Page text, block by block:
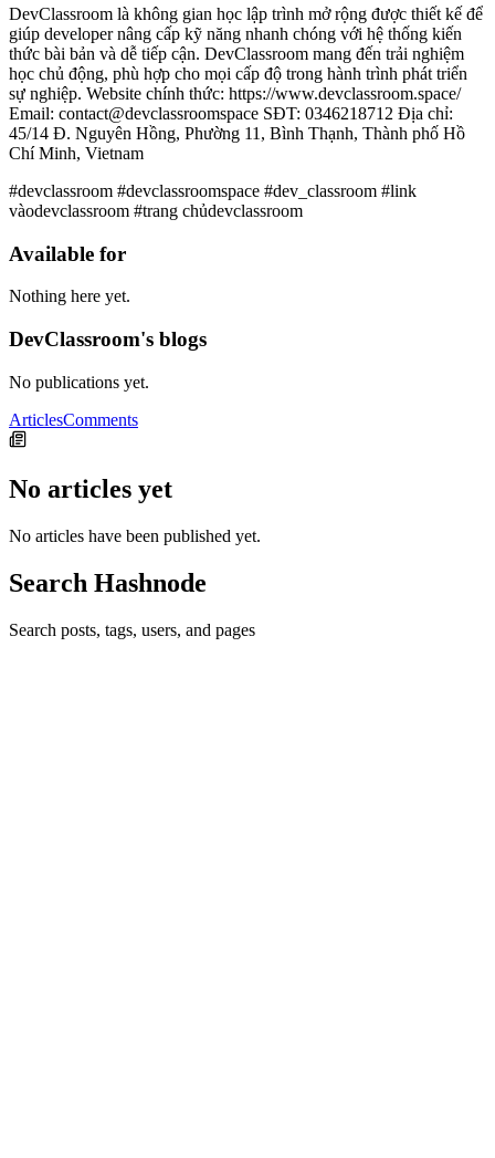
DevClassroom là không gian học lập trình mở rộng được thiết kế để
giúp developer nâng cấp kỹ năng nhanh chóng với hệ thống kiến
thức bài bản và dễ tiếp cận. DevClassroom mang đến trải nghiệm
học chủ động, phù hợp cho mọi cấp độ trong hành trình phát triển
sự nghiệp. Website chính thức: https://www.devclassroom.space/
Email: contact@devclassroomspace SĐT: 0346218712 Địa chỉ:
45/14 Đ. Nguyên Hồng, Phường 11, Bình Thạnh, Thành phố Hồ
Chí Minh, Vietnam
#devclassroom #devclassroomspace #dev_classroom #link
vàodevclassroom #trang chủdevclassroom
Available for
Nothing here yet.
DevClassroom's blogs
No publications yet.
ArticlesComments
No articles yet
No articles have been published yet.
Search Hashnode
Search posts, tags, users, and pages